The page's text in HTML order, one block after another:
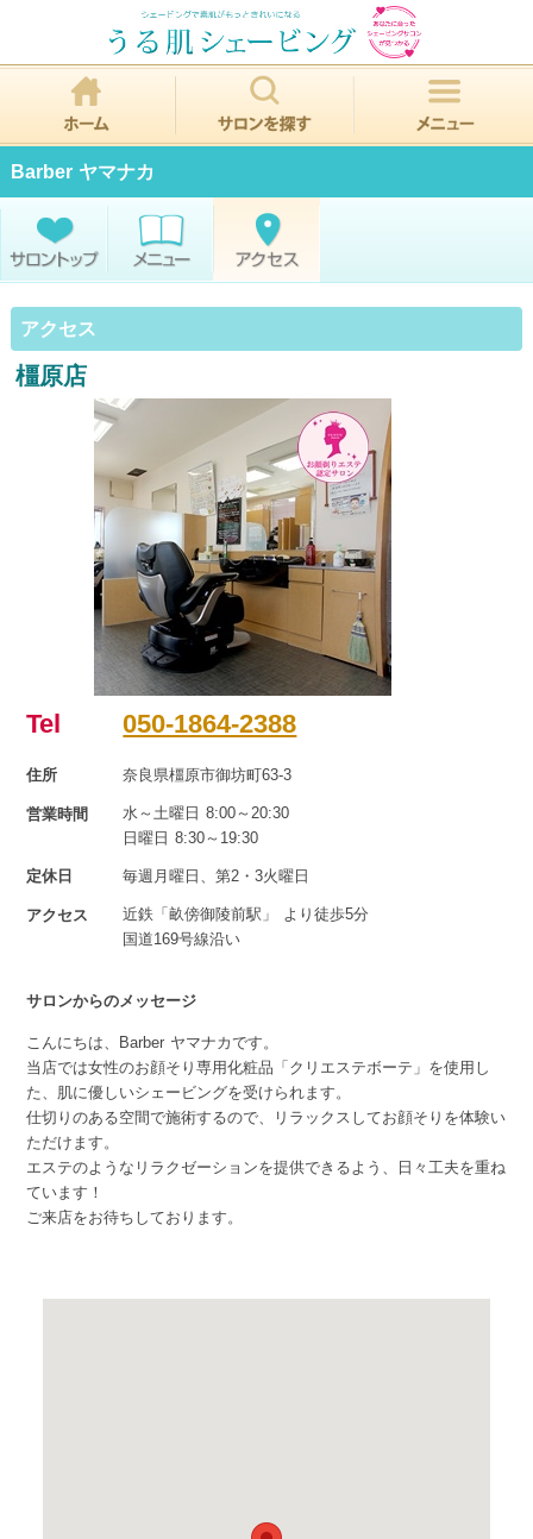
Barber ヤマナカ
アクセス
橿原店
Tel 050-1864-2388
住所 奈良県橿原市御坊町63-3
営業時間
水～土曜日 8:00～20:30
日曜日 8:30～19:30
定休日 毎週月曜日、第2・3火曜日
アクセス
近鉄「畝傍御陵前駅」 より徒歩5分
国道169号線沿い
サロンからのメッセージ
こんにちは、Barber ヤマナカです。
当店では女性のお顔そり専用化粧品「クリエステボーテ」を使用し
た、肌に優しいシェービングを受けられます。
仕切りのある空間で施術するので、リラックスしてお顔そりを体験い
ただけます。
エステのようなリラクゼーションを提供できるよう、日々工夫を重ね
ています！
ご来店をお待ちしております。